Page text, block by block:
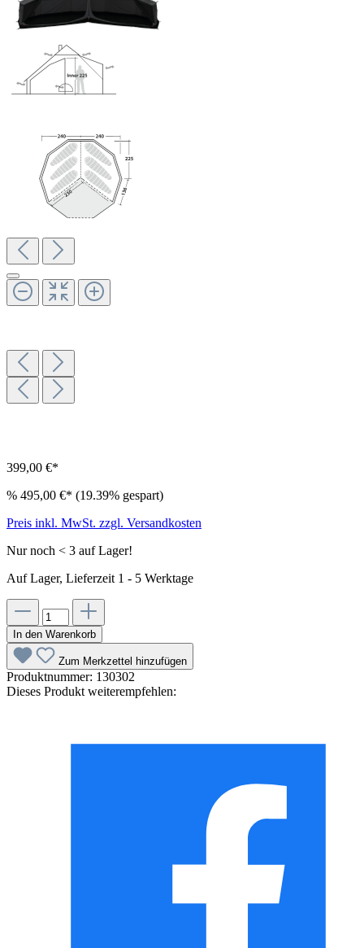
399,00 €*
% 495,00 €* (19.39% gespart)
Preis inkl. MwSt. zzgl. Versandkosten
Nur noch < 3 auf Lager!
Auf Lager, Lieferzeit 1 - 5 Werktage
In den Warenkorb
Zum Merkzettel hinzufügen
Produktnummer: 130302
Dieses Produkt weiterempfehlen: